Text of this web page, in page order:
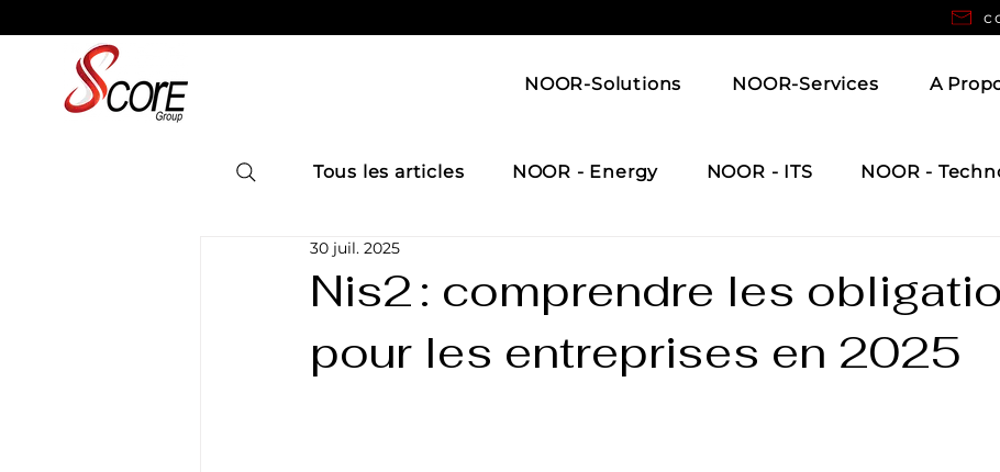
NOOR-Solutions NOOR-Services A
Tous les articles NOOR - Energy NOOR - ITS NOOR -
Nis2 : comprendre les
pour les entreprises en 2025
30 juil. 2025